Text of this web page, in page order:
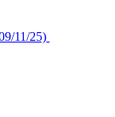
11/25)